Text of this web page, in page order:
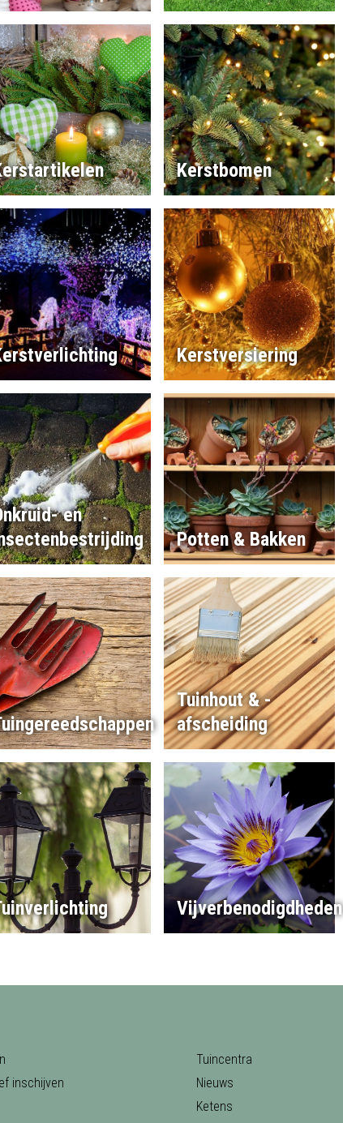
Kerstbomen
Kerstversiering
en
Potten & Bakken
Tuinhout & -
afscheiding
Vijverbenodigdheden
inschijven
Tuincentra
Nieuws
Ketens